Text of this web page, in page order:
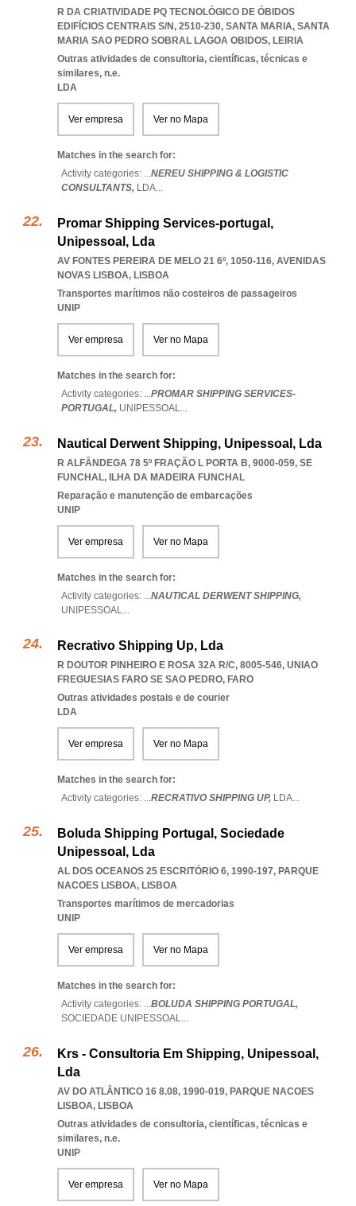
R DA CRIATIVIDADE PQ TECNOLÓGICO DE ÓBIDOS
EDIFÍCIOS CENTRAIS S/N, 2510-230, SANTA MARIA, SANTA
MARIA SAO PEDRO SOBRAL LAGOA OBIDOS, LEIRIA
Outras atividades de consultoria, científicas, técnicas e
similares, n.e.
LDA
Ver empresa Ver no Mapa
Matches in the search for:
Activity categories: ...NEREU SHIPPING & LOGISTIC
CONSULTANTS, LDA...
Promar Shipping Services-portugal,
Unipessoal, Lda
AV FONTES PEREIRA DE MELO 21 6º, 1050-116, AVENIDAS
NOVAS LISBOA, LISBOA
Transportes marítimos não costeiros de passageiros
UNIP
Ver empresa Ver no Mapa
Matches in the search for:
Activity categories: ...PROMAR SHIPPING SERVICES-
PORTUGAL, UNIPESSOAL...
Nautical Derwent Shipping, Unipessoal, Lda
R ALFÂNDEGA 78 5º FRAÇÃO L PORTA B, 9000-059, SE
FUNCHAL, ILHA DA MADEIRA FUNCHAL
Reparação e manutenção de embarcações
UNIP
Ver empresa Ver no Mapa
Matches in the search for:
Activity categories: ...NAUTICAL DERWENT SHIPPING,
UNIPESSOAL...
Recrativo Shipping Up, Lda
R DOUTOR PINHEIRO E ROSA 32A R/C, 8005-546, UNIAO
FREGUESIAS FARO SE SAO PEDRO, FARO
Outras atividades postais e de courier
LDA
Ver empresa Ver no Mapa
Matches in the search for:
Activity categories: ...RECRATIVO SHIPPING UP, LDA...
Boluda Shipping Portugal, Sociedade
Unipessoal, Lda
AL DOS OCEANOS 25 ESCRITÓRIO 6, 1990-197, PARQUE
NACOES LISBOA, LISBOA
Transportes marítimos de mercadorias
UNIP
Ver empresa Ver no Mapa
Matches in the search for:
Activity categories: ...BOLUDA SHIPPING PORTUGAL,
SOCIEDADE UNIPESSOAL...
Krs - Consultoria Em Shipping, Unipessoal,
Lda
AV DO ATLÂNTICO 16 8.08, 1990-019, PARQUE NACOES
LISBOA, LISBOA
Outras atividades de consultoria, científicas, técnicas e
similares, n.e.
UNIP
Ver empresa Ver no Mapa